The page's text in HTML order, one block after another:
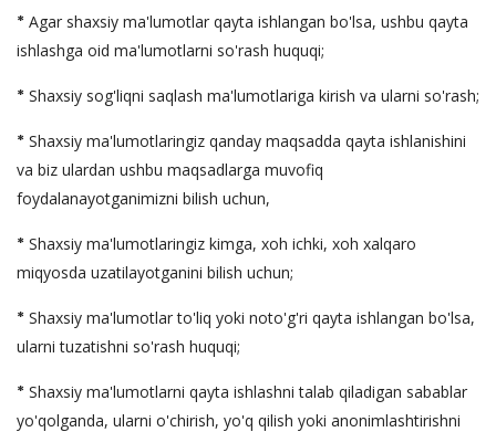
* Agar shaxsiy ma'lumotlar qayta ishlangan bo'lsa, ushbu qayta
ishlashga oid ma'lumotlarni so'rash huquqi;
* Shaxsiy sog'liqni saqlash ma'lumotlariga kirish va ularni so'rash;
* Shaxsiy ma'lumotlaringiz qanday maqsadda qayta ishlanishini
va biz ulardan ushbu maqsadlarga muvofiq
foydalanayotganimizni bilish uchun,
* Shaxsiy ma'lumotlaringiz kimga, xoh ichki, xoh xalqaro
miqyosda uzatilayotganini bilish uchun;
* Shaxsiy ma'lumotlar to'liq yoki noto'g'ri qayta ishlangan bo'lsa,
ularni tuzatishni so'rash huquqi;
* Shaxsiy ma'lumotlarni qayta ishlashni talab qiladigan sabablar
yo'qolganda, ularni o'chirish, yo'q qilish yoki anonimlashtirishni